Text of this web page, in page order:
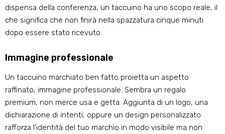
dispensa della conferenza, un taccuino ha uno scopo reale, il
che significa che non finirà nella spazzatura cinque minuti
dopo essere stato ricevuto.
Immagine professionale
Un taccuino marchiato ben fatto proietta un aspetto
raffinato, immagine professionale. Sembra un regalo
premium, non merce usa e getta. Aggiunta di un logo, una
dichiarazione di intenti, oppure un design personalizzato
rafforza l'identità del tuo marchio in modo visibile ma non